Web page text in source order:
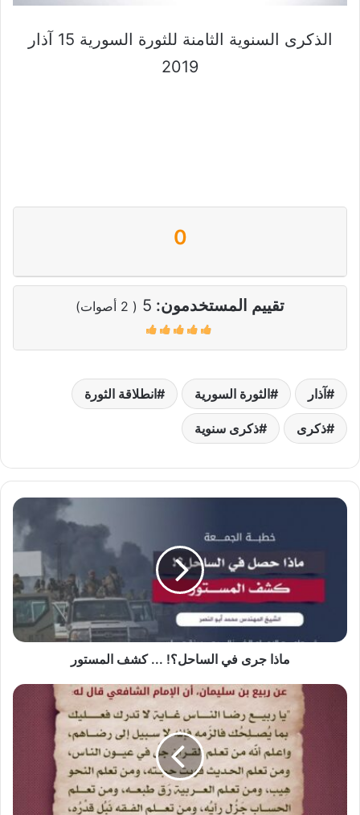
الذكرى السنوية الثامنة للثورة السورية 15 آذار
2019
0
تقييم المستخدمون: 5
(
2 أصوات)
آذار الثورة السورية انطلاقة الثورة
ذكرى ذكرى سنوية
ماذا
المستور
ماذا جرى في الساحل؟! ... كشف المستور
وصية